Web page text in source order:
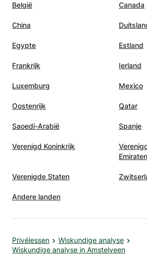
België Canada
China
Egypte Estland
Frankrijk Ierland
Luxemburg Mexico
Oostenrijk Qatar
Saoedi-Arabië Spanje
Verenigd Koninkrijk
Emiraten
Verenigde Staten
Andere landen
Privélessen
Wiskundige analyse
Wiskundige analyse in Amstelveen